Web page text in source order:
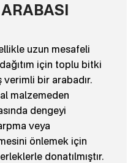
uzun mesafeli
için toplu bitki
verimli bir arabadır.
malzemeden
dengeyi
veya
önlemek için
donatılmıştır.